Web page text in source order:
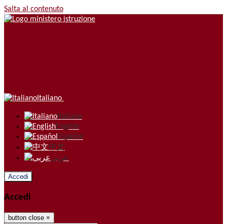
Salta al contenuto
Italiano
Italiano
English
Español
中文
عربى
Accedi
Accedi
button close ×